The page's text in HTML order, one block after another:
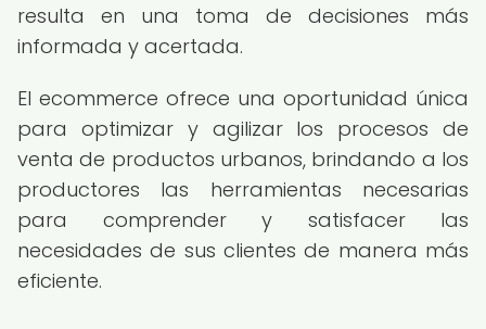
resulta en una toma de decisiones más
informada y acertada.
El ecommerce ofrece una oportunidad única
para optimizar y agilizar los procesos de
venta de productos urbanos, brindando a los
productores las herramientas necesarias
para comprender y satisfacer las
necesidades de sus clientes de manera más
eficiente.